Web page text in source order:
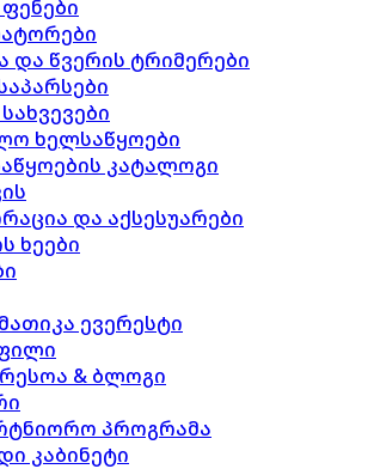
და წვერის ტრიმერები
ხელსაწყოები
კატალოგი
და აქსესუარები
ხეები
ევერესტი
& ბლოგი
პროგრამა
კაბინეტი